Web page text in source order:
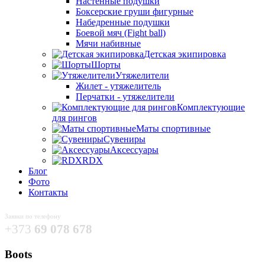
Боксерские груши фигурные
Набедренные подушки
Боевой мяч (Fight ball)
Мячи набивные
Детская экипировка
Шорты
Утяжелители
Жилет - утяжелитель
Перчатки - утяжелители
Комплектующие
для рингов
Маты спортивные
Сувениры
Аксессуары
RDX
Блог
Фото
Контакты
Заявки по телефону
+373 69 078 678
Boots